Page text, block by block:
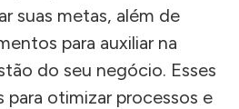
suas metas, além de
para auxiliar na
do seu negócio. Esses
para otimizar processos e